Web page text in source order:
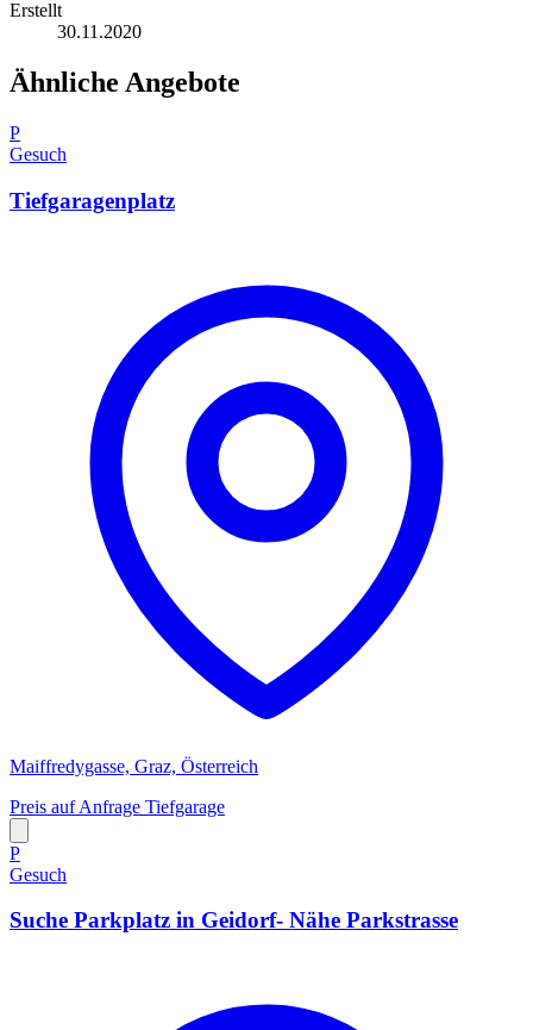
Erstellt
30.11.2020
Ähnliche Angebote
P
Gesuch
Tiefgaragenplatz
Maiffredygasse, Graz, Österreich
Preis auf Anfrage Tiefgarage
P
Gesuch
Suche Parkplatz in Geidorf- Nähe Parkstrasse